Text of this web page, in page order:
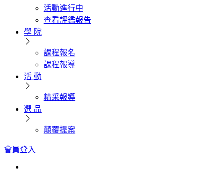
活動進行中
查看評鑑報告
學 院
課程報名
課程報導
活 動
精采報導
選 品
顛覆提案
會員登入